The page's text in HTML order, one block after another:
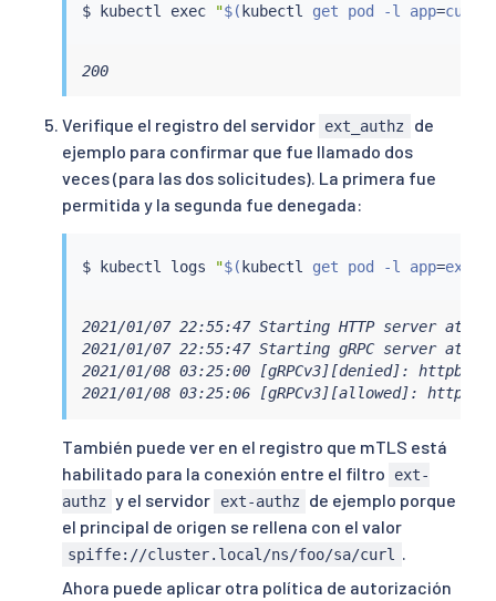
$ kubectl exec "$( kubectl get pod -l app=curl -
200
Verifique el registro del servidor ext_authz
de
ejemplo para confirmar que fue llamado dos
veces (para las dos solicitudes). La primera fue
permitida y la segunda fue denegada:
$ kubectl logs "$( kubectl get pod -l app=ext-
2021/01/07 22:55:47 Starting HTTP server at
2021/01/07 22:55:47 Starting gRPC server at
2021/01/08 03:25:00 [gRPCv3][denied]:
2021/01/08 03:25:06 [gRPCv3][allowed]:
También puede ver en el registro que mTLS está
habilitado para la conexión entre el filtro
ext-
authz y el servidor ext-authz
de ejemplo porque
el principal de origen se rellena con el valor
spiffe://cluster.local/ns/foo/sa/curl
.
Ahora puede aplicar otra política de autorización